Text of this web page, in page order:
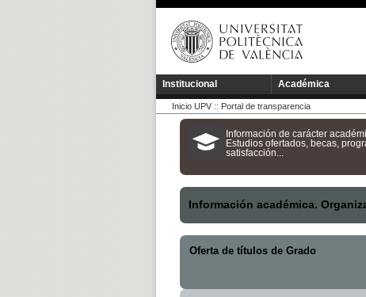
Institucional Académica
Inicio UPV :: Portal de transparencia
Información de carácter
Estudios ofertados, becas,
satisfacción...
Información académica.
Oferta de títulos de Grado